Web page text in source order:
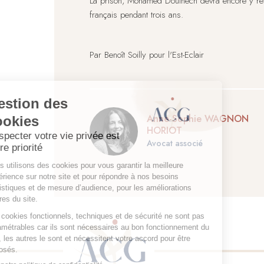
français pendant trois ans.
Par Benoît Soilly pour l'Est-Eclair
Anne-Sophie WAGNON
HORIOT
Avocat associé